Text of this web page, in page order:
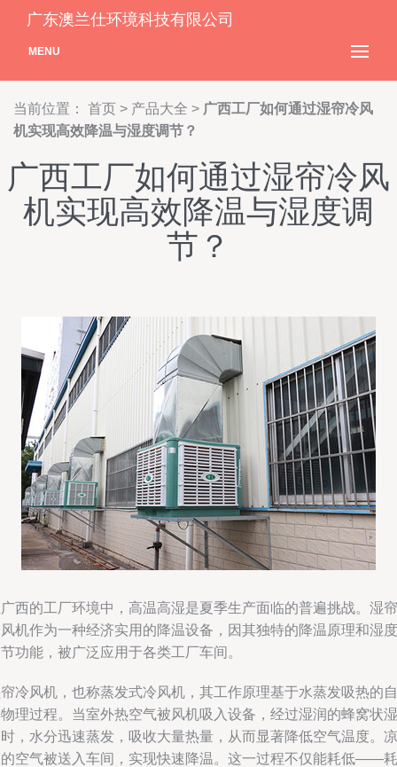
广东澳兰仕环境科技有限公司
MENU
当前位置： 首页 > 产品大全 > 广西工厂如何通过湿帘冷风
机实现高效降温与湿度调节？
广西工厂如何通过湿帘冷风
机实现高效降温与湿度调
节？
西的工厂环境中，高温高湿是夏季生产面临的普遍挑战。湿帘
机作为一种经济实用的降温设备，因其独特的降温原理和湿度
功能，被广泛应用于各类工厂车间。
冷风机，也称蒸发式冷风机，其工作原理基于水蒸发吸热的自
理过程。当室外热空气被风机吸入设备，经过湿润的蜂窝状湿
，水分迅速蒸发，吸收大量热量，从而显著降低空气温度。凉
空气被送入车间，实现快速降温。这一过程不仅能耗低——耗